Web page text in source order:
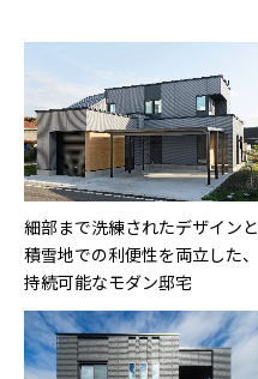
細部まで洗練されたデザインと
積雪地での利便性を両立した、
持続可能なモダン邸宅